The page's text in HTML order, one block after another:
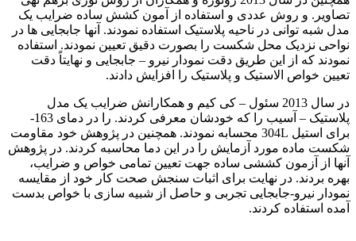
تصاویر. و روش عددی و استفاده از آمون کشش ساده ضرایب یک
مدل شبه توانی در ناحیه پلاستیک استفاده نمودند. آنها جابجایی ها در
نواحی نزدیک محل شکست را بصورت دقیق تعیین نمودند. استفاده
نمودند که از این طریق دقت نمودار نیرو – جابجایی و نهایتاً دقت
تعیین خواص الاستیک و پلاستیک را افزایش دادند.
در سال 2013 سئول – کی کیم و همکارانش ضرایب یک مدل
پلاستیک – آسیب را که خودشان معرفی کردند. را در دمای 163-
برای استیل 304L محسابه نمودند. همچنین در پژوهش خود مقاومت
شکست ماده مورد آزمایش را در این دما محاسبه کردند. در پژوهش
آنها از آزمون کششی ساده جهت تعیین تمامی خواص و ضرایب،
بهره بردند. در نهایت برای اثبات سنجش صحت کار خود از مقایسه
نمودار نیرو-جابجایی تجربی و حاصل از شبیه سازی با خواص بدست
آمده استفاده کردند.